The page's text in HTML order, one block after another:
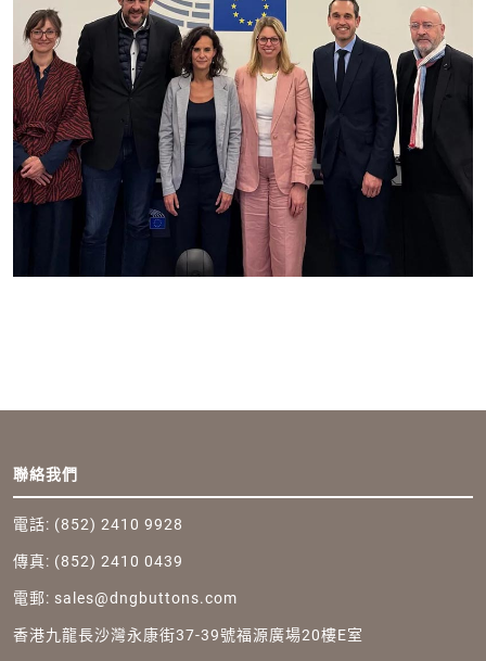
聯絡我們
電話: (852) 2410 9928
傳真: (852) 2410 0439
電郵: sales@dngbuttons.com
香港九龍長沙灣永康街37-39號福源廣場20樓E室